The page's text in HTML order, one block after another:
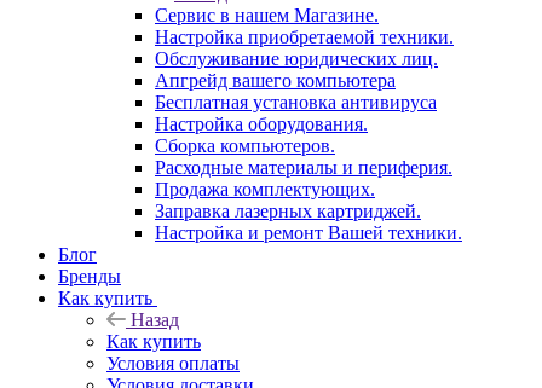
Сервис в нашем Магазине.
Настройка приобретаемой техники.
Обслуживание юридических лиц.
Апгрейд вашего компьютера
Бесплатная установка антивируса
Настройка оборудования.
Сборка компьютеров.
Расходные материалы и периферия.
Продажа комплектующих.
Заправка лазерных картриджей.
Настройка и ремонт Вашей техники.
Блог
Бренды
Как купить
Назад
Как купить
Условия оплаты